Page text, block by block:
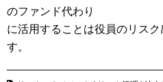
のファンド代わり
に活用することは役員のリス
す。